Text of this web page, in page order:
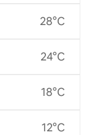
28°C
24°C
18°C
12°C